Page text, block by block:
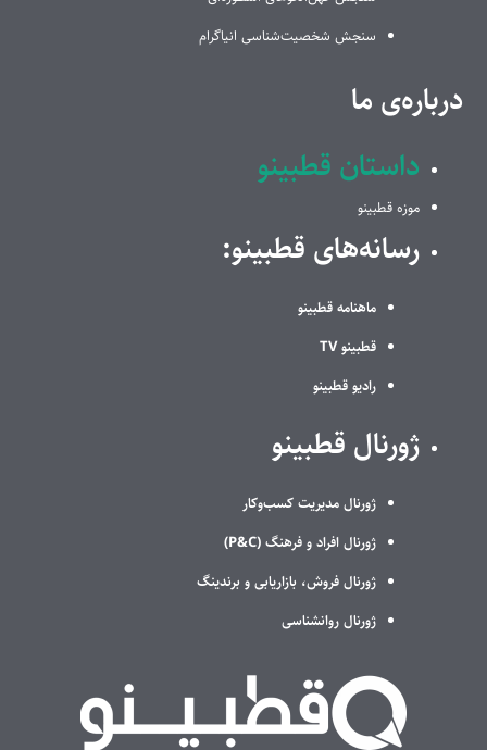
سنجش شخصیت‌شناسی انیاگرام
درباره‌ی ما
داستان قطبینو
موزه قطبینو
رسانه‌های قطبینو:
ماهنامه قطبینو
قطبینو TV
رادیو قطبینو
ژورنال قطبینو
ژورنال مدیریت کسب‌وکار
ژورنال افراد و فرهنگ (P&C)
ژورنال فروش، بازاریابی و برندینگ
ژورنال روانشناسی